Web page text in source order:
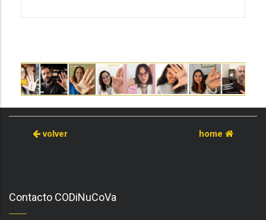
volver home
Contacto CODiNuCoVa